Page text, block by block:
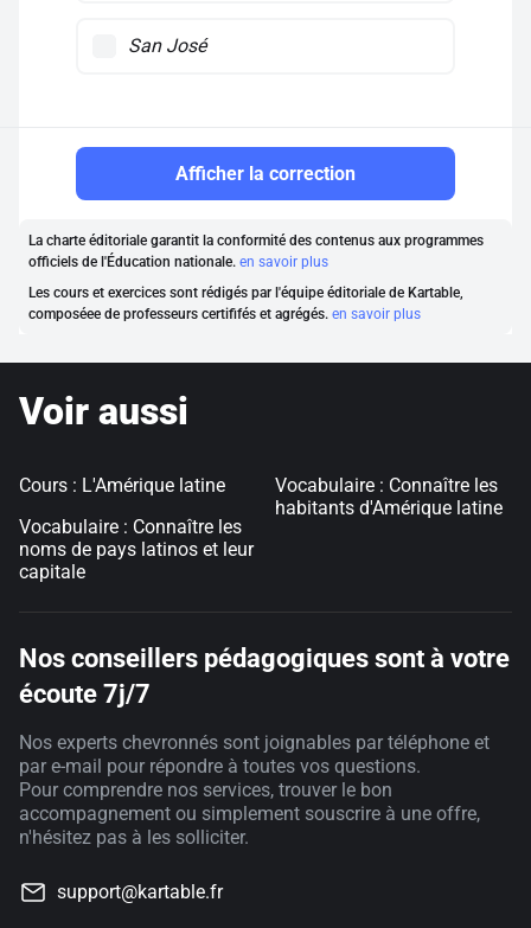
San José
Afficher la correction
La charte éditoriale garantit la conformité des contenus aux programmes
officiels de l'Éducation nationale. en savoir plus
Les cours et exercices sont rédigés par l'équipe éditoriale de Kartable,
composéee de professeurs certififés et agrégés. en savoir plus
Voir aussi
Cours : L'Amérique latine
Vocabulaire : Connaître les
noms de pays latinos et leur
capitale
Vocabulaire : Connaître les
habitants d'Amérique latine
Nos conseillers pédagogiques sont à votre
écoute 7j/7
Nos experts chevronnés sont joignables par téléphone et
par e-mail pour répondre à toutes vos questions.
Pour comprendre nos services, trouver le bon
accompagnement ou simplement souscrire à une offre,
n'hésitez pas à les solliciter.
support@kartable.fr